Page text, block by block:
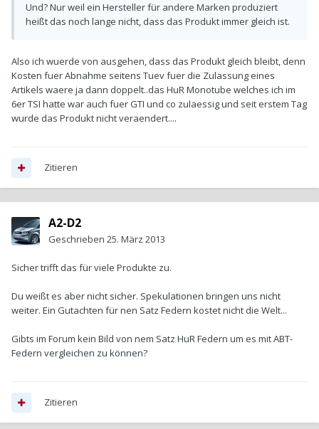
Und? Nur weil ein Hersteller für andere Marken produziert
heißt das noch lange nicht, dass das Produkt immer gleich ist.
Also ich wuerde von ausgehen, dass das Produkt gleich bleibt, denn
Kosten fuer Abnahme seitens Tuev fuer die Zulassung eines
Artikels waere ja dann doppelt..das HuR Monotube welches ich im
6er TSI hatte war auch fuer GTI und co zulaessig und seit erstem Tag
wurde das Produkt nicht veraendert....
Zitieren
A2-D2
Geschrieben 25. März 2013
Sicher trifft das für viele Produkte zu.
Du weißt es aber nicht sicher. Spekulationen bringen uns nicht
weiter. Ein Gutachten für nen Satz Federn kostet nicht die Welt...
Gibts im Forum kein Bild von nem Satz HuR Federn um es mit ABT-
Federn vergleichen zu können?
Zitieren